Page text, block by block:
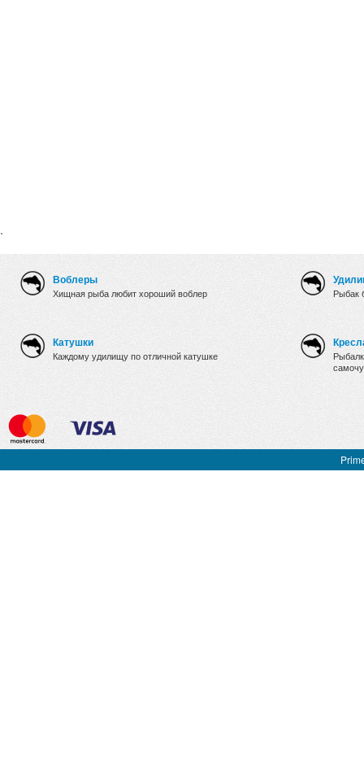
.
Воблеры
Хищная рыба любит хороший воблер
Катушки
Каждому удилищу по отличной катушке
Рыбак